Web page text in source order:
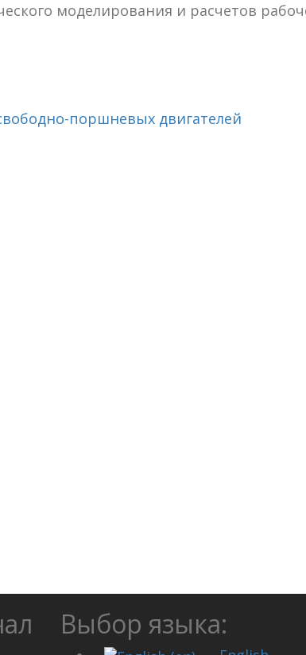
моделирования и расчетов
поршневых двигателей
Выбор языка: